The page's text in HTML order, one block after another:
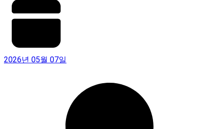
2026년 05월 07일